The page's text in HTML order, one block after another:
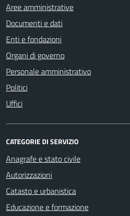
Aree amministrative
Documenti e dati
Enti e fondazioni
Organi di governo
Personale amministrativo
Politici
Uffici
CATEGORIE DI SERVIZIO
Anagrafe e stato civile
Autorizzazioni
Catasto e urbanistica
Educazione e formazione